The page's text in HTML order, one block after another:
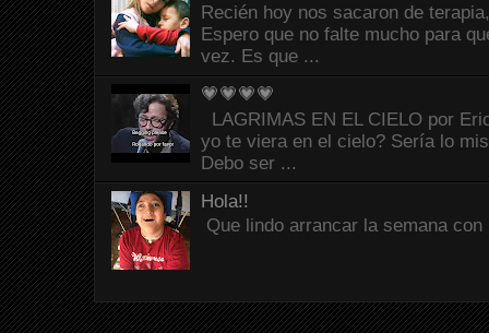
Recién hoy nos sacaron de
Espero que no falte mucho para
vez. Es que ...
💗💗💗💗
LAGRIMAS EN EL CIELO por
yo te viera en el cielo? Sería lo
Debo ser ...
Hola!!
Que lindo arrancar la semana